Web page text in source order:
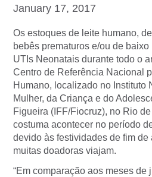
January 17, 2017
Os estoques de leite humano,
bebês prematuros e/ou de
UTIs Neonatais durante todo o
Centro de Referência Nacional
Humano, localizado no Instituto
Mulher, da Criança e do
Figueira (IFF/Fiocruz), no Rio
costuma acontecer no período
devido às festividades de fim
muitas doadoras viajam.
“Em comparação aos meses de